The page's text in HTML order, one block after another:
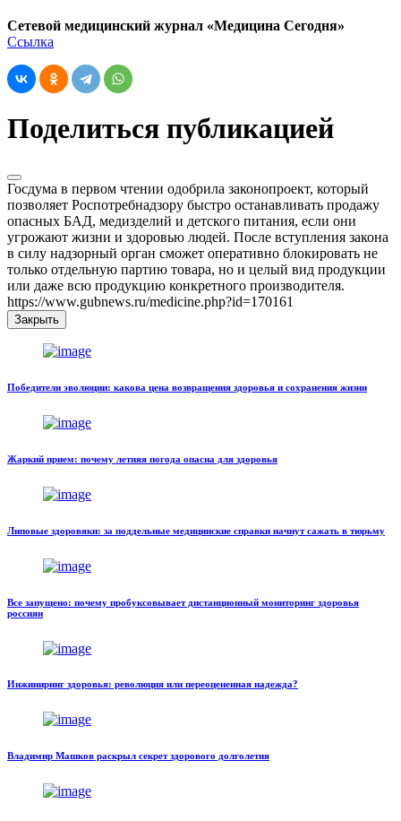
Сетевой медицинский журнал «Медицина Сегодня»
Ссылка
Поделиться публикацией
Госдума в первом чтении одобрила законопроект, который
позволяет Роспотребнадзору быстро останавливать продажу
опасных БАД, медизделий и детского питания, если они
угрожают жизни и здоровью людей. После вступления закона
в силу надзорный орган сможет оперативно блокировать не
только отдельную партию товара, но и целый вид продукции
или даже всю продукцию конкретного производителя.
https://www.gubnews.ru/medicine.php?id=170161
Закрыть
Победители эволюции: какова цена возвращения здоровья и сохранения жизни
Жаркий прием: почему летняя погода опасна для здоровья
Липовые здоровяки: за поддельные медицинские справки начнут сажать в тюрьму
Все запущено: почему пробуксовывает дистанционный мониторинг здоровья
россиян
Инжиниринг здоровья: революция или переоцененная надежда?
Владимир Машков раскрыл секрет здорового долголетия